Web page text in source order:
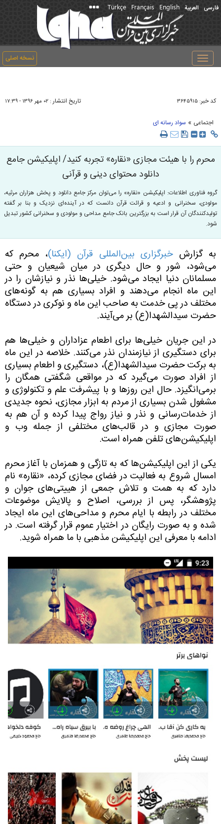
فارسی العربیة English
Français
Türkçe
نسخه اصلی
Toggle
navigation
کد خبر: ۳۶۴۵۹۱۵ تاریخ انتشار : ۰۲ مهر ۱۳۹۶ - ۱۷:۳۹
اجتماعی » سواد رسانه ای
محرم را با هیئت مجازی «نقاره» تجربه کنید/ اپلیکیشن جامع
دانلود محتوای دینی و قرآنی
گروه فناوری اطلاعات: اپلیکیشن «نقاره» را می‌توان مرکز جامع دانلود و پخش هزاران مرثیه،
مولودی، سخنرانی و ادعیه و قرائت قرآن دانست که در آینده‌ای نزدیک و بنا بر گفته
تولیدکنندگان آن قرار است به بزرگترین بانک جامع مداحی و مولودی و سخنرانی کشور تبدیل
شود.
به گزارشخبرگزاری بین‌المللی قرآن (ایکنا)، محرم که
می‌شود، شور و حال دیگری در میان شیعیان و حتی
مسلمانان دنیا ایجاد می‌شود. خیلی‌ها نذر و نیازشان را در
این ماه انجام می‌دهند و افراد بسیاری هم به گونه‌های
مختلف در پی خدمت به صاحب این ماه و نوکری در دستگاه
حضرت سیدالشهدا(ع) بر می‌آیند.
در این جریان خیلی‌ها برای اطعام عزاداران ‌و خیلی‌ها هم
برای دستگیری از نیازمندان نذر می‌کنند. خلاصه در این ماه
به برکت حضرت سیدالشهدا(ع)، دستگیری و اطعام بسیاری
از افراد صورت می‌گیرد که در مواقعی شگفتی همگان را
برمی‌انگیزد. حال این روزها و با پیشرفت علم و تکنولوژی و
مشغول شدن بسیاری از مردم به ابزار مجازی، نحوه جدیدی
از خدمات‌رسانی و نذر و نیاز رواج پیدا کرده و آن هم به
صورت مجازی و در قالب‌های مختلفی از جمله وب و
اپلیکیشن‌های تلفن همراه است.
یکی از این اپلیکیشن‌ها که به تازگی و همزمان با آغاز محرم
امسال شروع به فعالیت در فضای مجازی کرده، «نقاره» نام
دارد که به همت و تلاش جمعی از هییتی‌های جوان و
پژوهشگر، پس از بررسی، اصلاح و پالایش موضوعات
مختلف در رابطه با ایام محرم و مداحی‌های این ماه ایجاد
شده و به صورت رایگان در اختیار عموم قرار گرفته است. در
ادامه با معرفی این اپلیکیشن مذهبی با ما همراه شوید.